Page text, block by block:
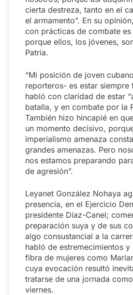
cierta destreza, tanto en el
el armamento”. En su
con prácticas de combate
porque ellos, los jóvenes,
Patria.
“Mi posición de joven
reporteros- es estar siempre
habló con claridad de estar
batalla, y en combate por la
También hizo hincapié en
un momento decisivo,
imperialismo amenaza
grandes amenazas. Pero
nos estamos preparando
de agresión”.
Leyanet González Nohaya
presencia, en el Ejercicio
presidente Díaz-Canel;
preparación suya y de sus
algo consustancial a la
habló de estremecimientos
fibra de mujeres como
cuya evocación resultó
tratarse de una jornada
viernes.